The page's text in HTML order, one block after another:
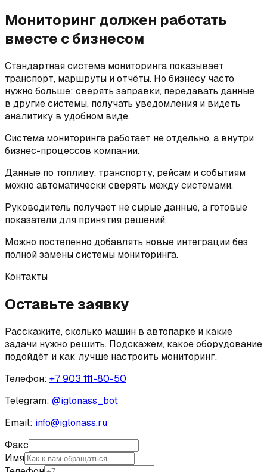
Мониторинг должен работать
вместе с бизнесом
Стандартная система мониторинга показывает
транспорт, маршруты и отчёты. Но бизнесу часто
нужно больше: сверять заправки, передавать данные
в другие системы, получать уведомления и видеть
аналитику в удобном виде.
Система мониторинга работает не отдельно, а внутри
бизнес-процессов компании.
Данные по топливу, транспорту, рейсам и событиям
можно автоматически сверять между системами.
Руководитель получает не сырые данные, а готовые
показатели для принятия решений.
Можно постепенно добавлять новые интеграции без
полной замены системы мониторинга.
Контакты
Оставьте заявку
Расскажите, сколько машин в автопарке и какие
задачи нужно решить. Подскажем, какое оборудование
подойдёт и как лучше настроить мониторинг.
Телефон: +7 903 111-80-50
Telegram: @iglonass_bot
Email: info@iglonass.ru
Факс
Имя